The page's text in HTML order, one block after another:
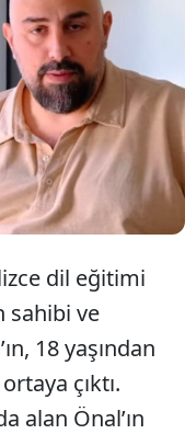
patronu Mehmet
küçük kızlarla
aldığı ortaya
dil eğitimi
sahibi ve
18 yaşından
çıktı.
alan Önal’ın